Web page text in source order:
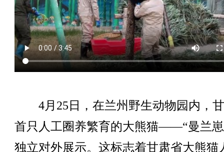
4月25日，在兰州野生动物园内，
首只人工圈养繁育的大熊猫——“曼兰
独立对外展示。这标志着甘肃省大熊猫